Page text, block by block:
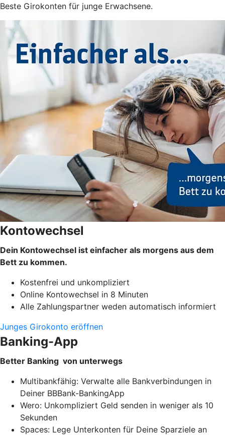
Beste Girokonten für junge Erwachsene.
Kontowechsel
Dein Kontowechsel ist einfacher als morgens aus dem
Bett zu kommen.
Kostenfrei und unkompliziert
Online Kontowechsel in 8 Minuten
Alle Zahlungspartner weden automatisch informiert
Junges Girokonto eröffnen
Banking-App
Better Banking von unterwegs
Multibankfähig: Verwalte alle Bankverbindungen in
Deiner BBBank-BankingApp
Wero: Unkompliziert Geld senden in weniger als 10
Sekunden
Spaces: Lege Unterkonten für Deine Sparziele an